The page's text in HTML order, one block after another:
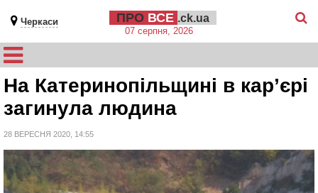
Черкаси ПРО ВСЕ .ck.ua
07 серпня, 2026
На Катеринопільщині в кар’єрі
загинула людина
28 ВЕРЕСНЯ 2020, 14:55